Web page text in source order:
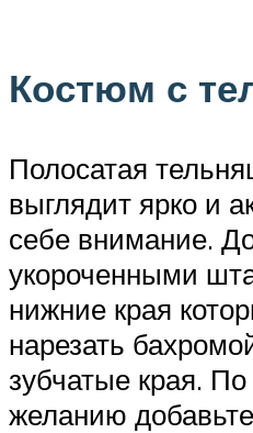
Костюм с
Полосатая
выглядит ярко и
себе внимание.
укороченными
нижние края
нарезать
зубчатые края.
желанию